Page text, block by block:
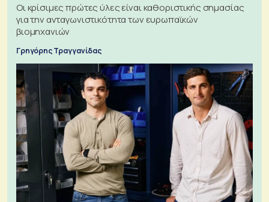
Οι κρίσιμες πρώτες ύλες είναι καθοριστικής σημασίας
για την ανταγωνιστικότητα των ευρωπαϊκών
βιομηχανιών
Γρηγόρης Τραγγανίδας